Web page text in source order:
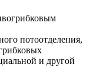
потоотделения,
и другой